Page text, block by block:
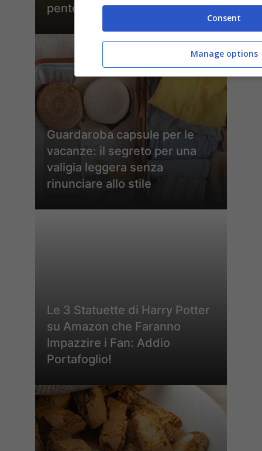
pentolino
Guardaroba capsule per le
vacanze: il segreto per una
valigia leggera senza
rinunciare allo stile
Le 3 Statuette di Harry Potter
su Amazon che Faranno
Impazzire i Fan: Addio
Portafoglio!
Consent
Manage options